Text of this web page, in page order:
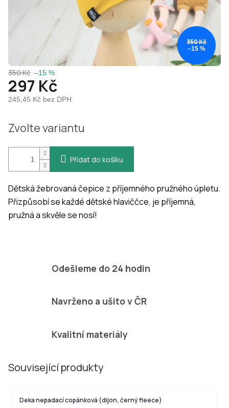
350 Kč
–15 %
350 Kč –15 %
297 Kč
245,45 Kč bez DPH
cena:
Zvolte variantu
Přidat do košíku
Dětská žebrovaná čepice z příjemného pružného úpletu.
Přizpůsobí se každé dětské hlaviččce, je příjemná,
pružná a skvěle se nosí!
Odešleme do 24 hodin
Navrženo a ušito v ČR
Kvalitní materiály
Související produkty
Deka nepadací copánková (dijon, černý fleece)